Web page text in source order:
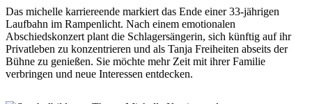
Das michelle karriereende markiert das Ende einer 33-jährigen
Laufbahn im Rampenlicht. Nach einem emotionalen
Abschiedskonzert plant die Schlagersängerin, sich künftig auf ihr
Privatleben zu konzentrieren und als Tanja Freiheiten abseits der
Bühne zu genießen. Sie möchte mehr Zeit mit ihrer Familie
verbringen und neue Interessen entdecken.